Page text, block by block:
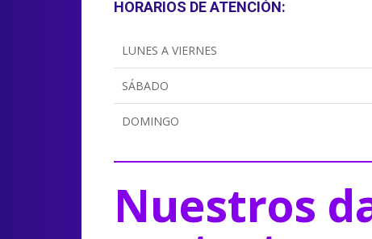
HORARIOS DE ATENCIÓN:
LUNES A VIERNES
SÁBADO
DOMINGO
Nuestros